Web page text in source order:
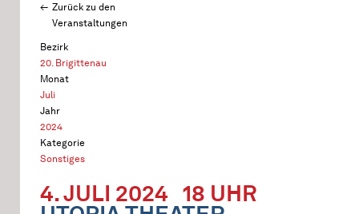
Zurück zu den
Veranstaltungen
Bezirk
20. Brigittenau
Monat
Juli
Jahr
2024
Kategorie
Sonstiges
4. JULI 2024 18 UHR